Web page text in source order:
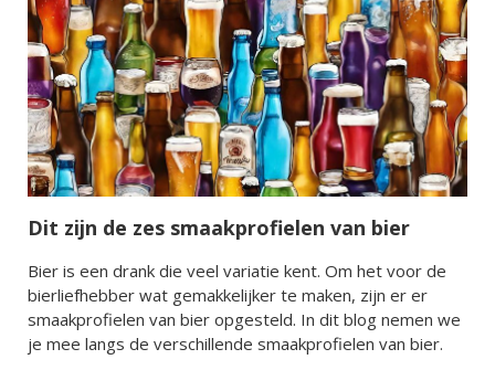
Dit zijn de zes smaakprofielen van bier
Bier is een drank die veel variatie kent. Om het voor de
bierliefhebber wat gemakkelijker te maken, zijn er er
smaakprofielen van bier opgesteld. In dit blog nemen we
je mee langs de verschillende smaakprofielen van bier.